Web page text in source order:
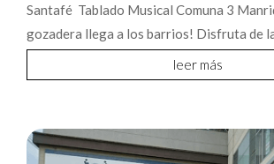
Santafé Tablado Musical Comuna 3
gozadera llega a los barrios! Disfruta de
leer más